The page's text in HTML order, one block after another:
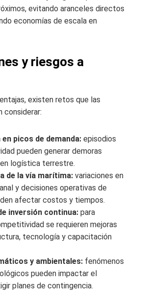
evitando aranceles directos
economías de escala en
y riesgos a
existen retos que las
considerar:
picos de demanda: episodios
pueden generar demoras
logística terrestre.
de la vía marítima: variaciones en
y decisiones operativas de
afectar costos y tiempos.
inversión continua: para
se requieren mejoras
tecnología y capacitación
y ambientales: fenómenos
pueden impactar el
planes de contingencia.